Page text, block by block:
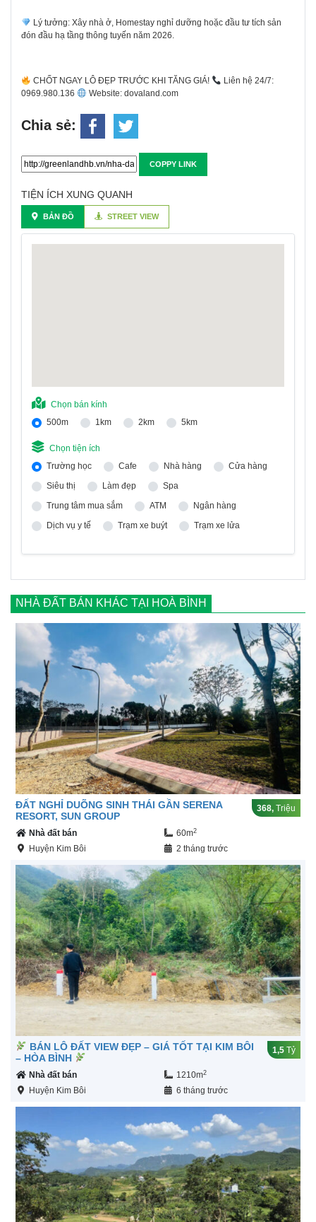
Lý tưởng: Xây nhà ở, Homestay nghỉ dưỡng hoặc đầu tư tích sản
đón đầu hạ tầng thông tuyến năm 2026.
CHỐT NGAY LÔ ĐẸP TRƯỚC KHI TĂNG GIÁ!
Liên hệ 24/7:
0969.980.136
Website: dovaland.com
Chia sẻ:
COPPY LINK
TIỆN ÍCH XUNG QUANH
BẢN ĐỒ STREET VIEW
Chọn bán kính
500m
1km 2km 5km
Chọn tiện ích
Trường học
Cafe Nhà hàng
Cửa hàng
Siêu thị
Làm đẹp
Spa
Trung tâm mua sắm
ATM
Ngân hàng
Dịch vụ y tế
Trạm xe buýt Trạm xe lửa
NHÀ ĐẤT BÁN KHÁC TẠI HOÀ BÌNH
ĐẤT NGHỈ DUÕNG SINH THÁI GẦN SERENA
RESORT, SUN GROUP
368, Triệu
Nhà đất bán 60m2
Huyện Kim Bôi 2 tháng trước
BÁN LÔ ĐẤT VIEW ĐẸP – GIÁ TỐT TẠI KIM BÔI
– HÒA BÌNH
1,5 Tỷ
Nhà đất bán 1210m2
Huyện Kim Bôi 6 tháng trước